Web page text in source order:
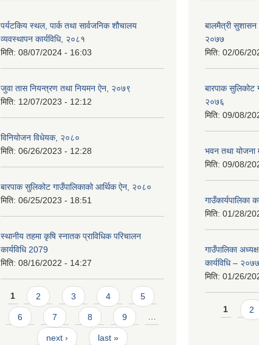
पर्यटकिय स्थल, पार्क तथा सार्वजनिक शौचालय
व्यवस्थापन कार्यविधि, २०८१
मिति: 08/07/2024 - 16:03
जुवा तास नियन्त्रण तथा नियमन ऐन, २०७९
मिति: 12/07/2023 - 12:12
विनियोजन विधेयक, २०८०
मिति: 06/26/2023 - 12:28
बारपाक सुलिकोट गाउँपालिकाको आर्थिक ऐन, २०८०
मिति: 06/25/2023 - 18:51
स्थानीय तहमा कृषि स्नातक प्राविधिक परिचालन
कार्यविधि 2079
मिति: 08/16/2022 - 14:27
Pages
1 2 3 4 5
6 7 8 9 …
next › last »
बालमैत्री सुशासन
२०७७
मिति: 02/06/
बारपाक सुलिकोट
२०७६
मिति: 09/08/
भवन तथा योजना
मिति: 09/08/
गाउँकार्यपालिका
मिति: 01/28/
गाउँपालिका
कार्यविधि – २०७७
मिति: 01/26/
Pages
1 2